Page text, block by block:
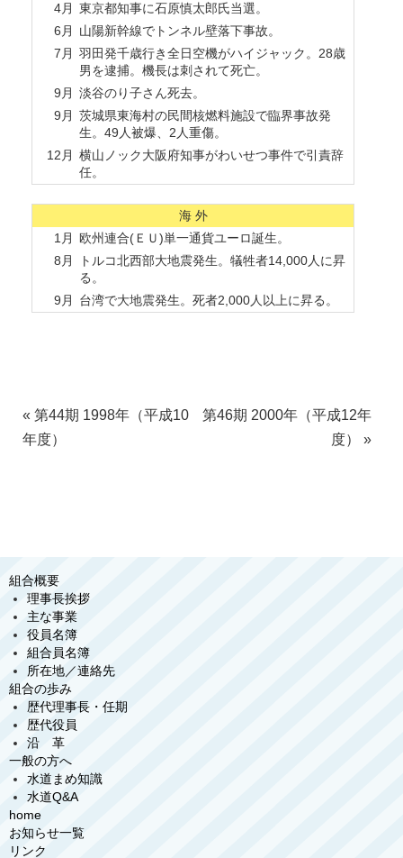
4月
東京都知事に石原慎太郎氏当選。
6月
山陽新幹線でトンネル壁落下事故。
7月
羽田発千歳行き全日空機がハイジャック。28歳
男を逮捕。機長は刺されて死亡。
9月
淡谷のり子さん死去。
9月
茨城県東海村の民間核燃料施設で臨界事故発
生。49人被爆、2人重傷。
12月
横山ノック大阪府知事がわいせつ事件で引責辞
任。
海 外
1月 欧州連合(ＥＵ)単一通貨ユーロ誕生。
8月
トルコ北西部大地震発生。犠牲者14,000人に昇
る。
9月
台湾で大地震発生。死者2,000人以上に昇る。
« 第44期 1998年（平成10
年度）
第46期 2000年（平成12年
度） »
組合概要
理事長挨拶
主な事業
役員名簿
組合員名簿
所在地／連絡先
組合の歩み
歴代理事長・任期
歴代役員
沿 革
一般の方へ
水道まめ知識
水道Q&A
home
お知らせ一覧
リンク